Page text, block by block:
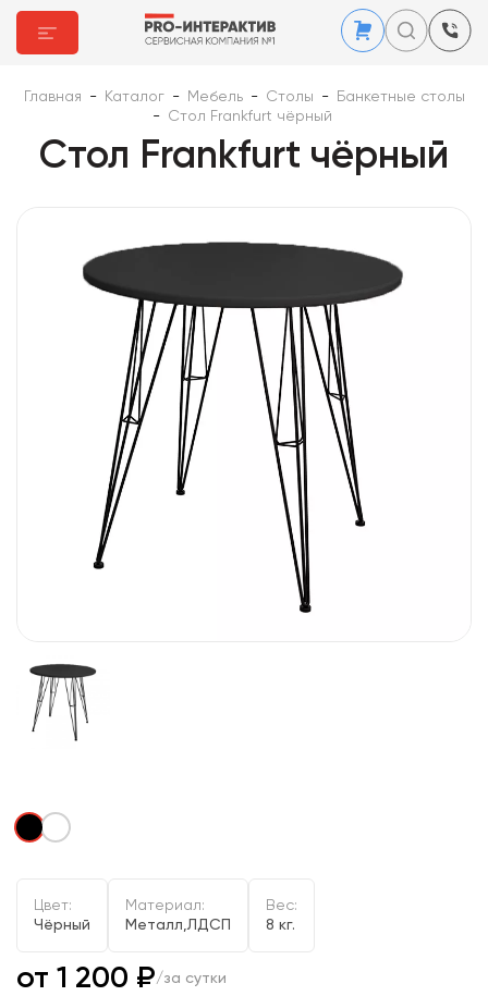
Главная - Каталог - Мебель - Столы -
Банкетные столы
- Стол Frankfurt чёрный
Стол Frankfurt чёрный
Цвет:
Чёрный
Материал:
Металл,ЛДСП
Вес:
8 кг.
от 1 200 ₽/за сутки